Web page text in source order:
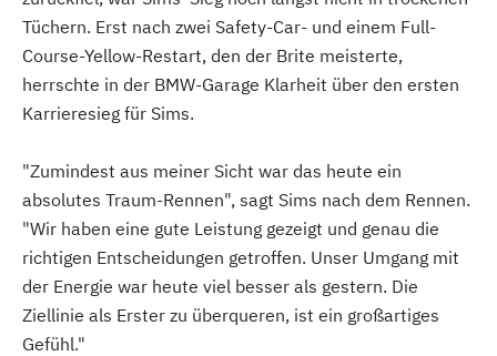
Tüchern. Erst nach zwei Safety-Car- und einem Full-
Course-Yellow-Restart, den der Brite meisterte,
herrschte in der BMW-Garage Klarheit über den ersten
Karrieresieg für Sims.
"Zumindest aus meiner Sicht war das heute ein
absolutes Traum-Rennen", sagt Sims nach dem Rennen.
"Wir haben eine gute Leistung gezeigt und genau die
richtigen Entscheidungen getroffen. Unser Umgang mit
der Energie war heute viel besser als gestern. Die
Ziellinie als Erster zu überqueren, ist ein großartiges
Gefühl."